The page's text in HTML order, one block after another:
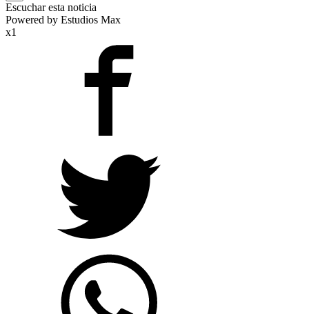
Escuchar esta noticia
Powered by Estudios Max
x1